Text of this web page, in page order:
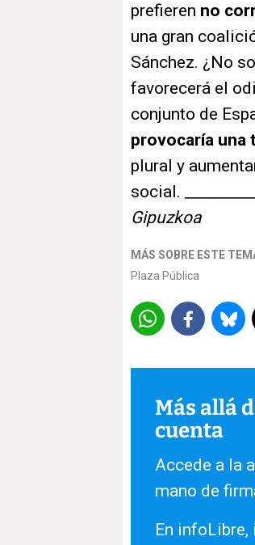
prefieren no
una gran
Sánchez. ¿No
favorecerá el
conjunto de
provocaría una
plural y
social.
Gipuzkoa
MÁS SOBRE ESTE
Plaza Pública
Más allá
cuenta
Accede a la
mano de
En